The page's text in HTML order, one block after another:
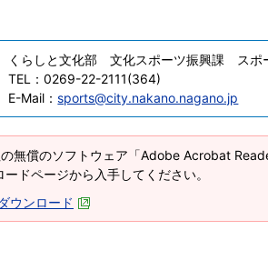
くらしと文化部 文化スポーツ振興課 スポ
TEL：0269-22-2111(364)
E-Mail：sports@city.nakano.nagano.jp
無償のソフトウェア「Adobe Acrobat
ドページから入手してください。
ウンロード